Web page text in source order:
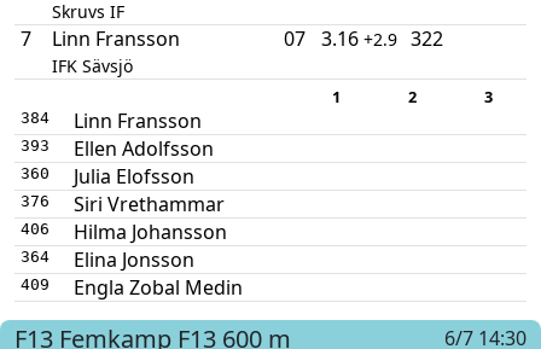
Skruvs IF
7 Linn Fransson
IFK Sävsjö
07 3.16 +2.9 322
1 2 3
384 Linn Fransson
393 Ellen Adolfsson
360 Julia Elofsson
376 Siri Vrethammar
406 Hilma Johansson
364 Elina Jonsson
409 Engla Zobal Medin
F13 Femkamp F13 600 m 6/7 14:30